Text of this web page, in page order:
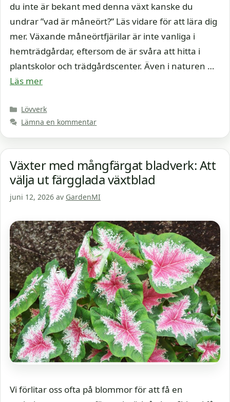
du inte är bekant med denna växt kanske du
undrar ”vad är måneört?” Läs vidare för att lära dig
mer. Växande måneörtfjärilar är inte vanliga i
hemträdgårdar, eftersom de är svåra att hitta i
plantskolor och trädgårdscenter. Även i naturen …
Läs mer
Kategorier
Lövverk
Lämna en kommentar
Växter med mångfärgat bladverk: Att
välja ut färgglada växtblad
juni 12, 2026 av GardenMI
Vi förlitar oss ofta på blommor för att få en